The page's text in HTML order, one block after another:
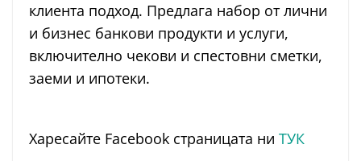
клиента подход. Предлага набор от лични
и бизнес банкови продукти и услуги,
включително чекови и спестовни сметки,
заеми и ипотеки.
Харесайте Facebook страницата ни ТУК